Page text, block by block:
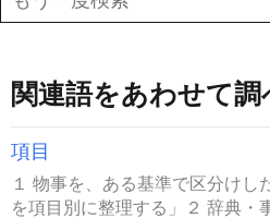
関連語をあわせて調
項目
１ 物事を、ある基準で区分けし
を項目別に整理する」２ 辞典・